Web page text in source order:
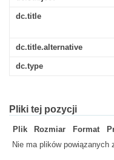
dc.title
dc.title.alternative
dc.type
Pliki tej pozycji
Plik Rozmiar Format
Nie ma plików powiązanych